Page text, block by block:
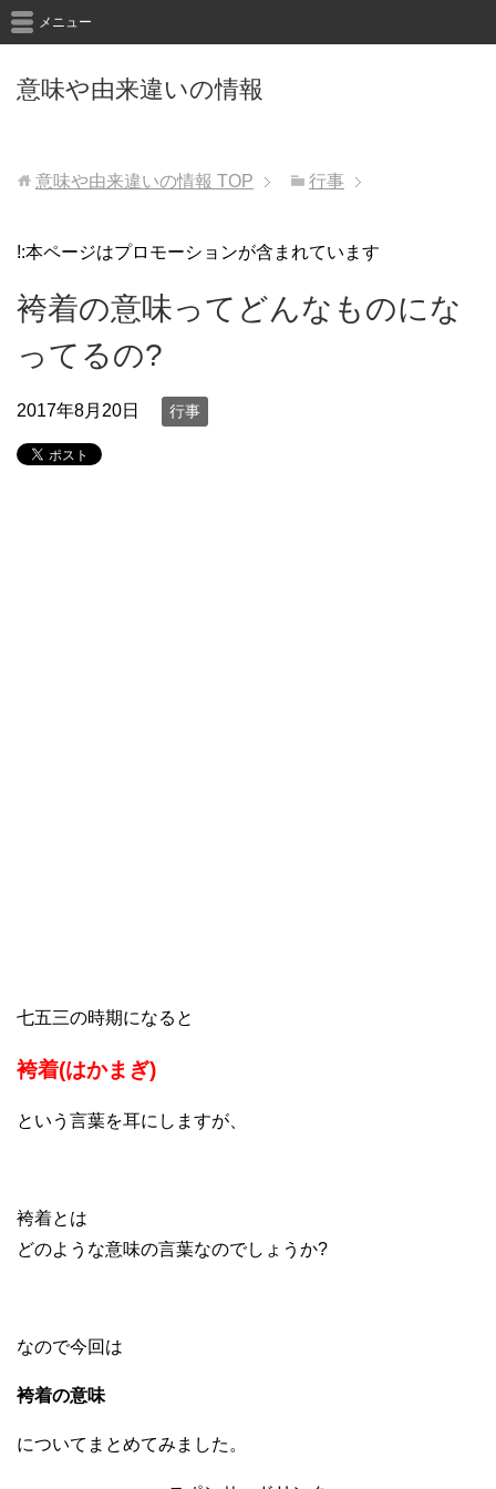
意味や由来違いの情報
メニュー
意味や由来違いの情報 TOP 行事
!:本ページはプロモーションが含まれています
袴着の意味ってどんなものにな
ってるの?
2017年8月20日 行事
七五三の時期になると
袴着(はかまぎ)
という言葉を耳にしますが、
袴着とは
どのような意味の言葉なのでしょうか?
なので今回は
袴着の意味
についてまとめてみました。